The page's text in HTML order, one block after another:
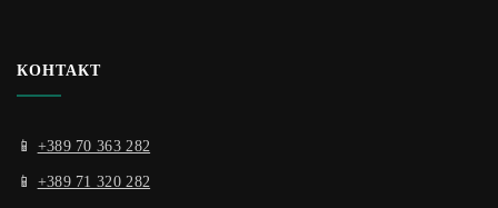
КОНТАКТ
📱 +389 70 363 282
📱 +389 71 320 282